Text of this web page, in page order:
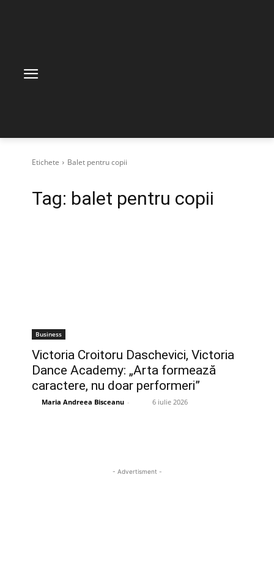
Etichete Balet pentru copii
Tag: balet pentru copii
Business
Victoria Croitoru Daschevici, Victoria
Dance Academy: „Arta formează
caractere, nu doar performeri”
Maria Andreea Bisceanu - 6 iulie 2026
- Advertisment -